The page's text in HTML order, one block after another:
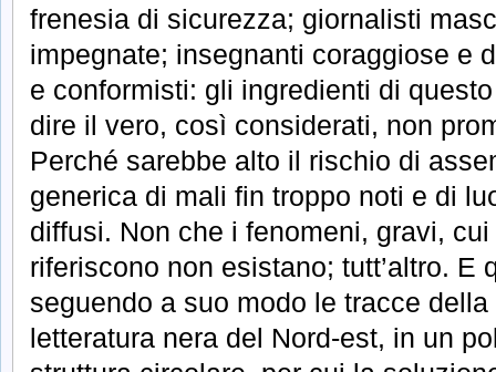
frenesia di sicurezza; giornalisti
impegnate; insegnanti coraggiose e
e conformisti: gli ingredienti di
dire il vero, così considerati, non
Perché sarebbe alto il rischio di
generica di mali fin troppo noti e di
diffusi. Non che i fenomeni, gravi,
riferiscono non esistano; tutt’altro. E
seguendo a suo modo le tracce
letteratura nera del Nord-est, in un